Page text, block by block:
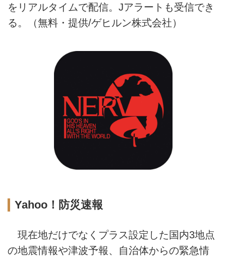
をリアルタイムで配信。Jアラートも受信でき
る。（無料・提供/ゲヒルン株式会社）
Yahoo！防災速報
現在地だけでなくプラス設定した国内3地点
の地震情報や津波予報、自治体からの緊急情